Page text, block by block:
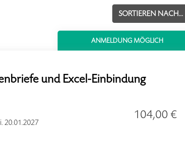
SORTIEREN NACH...
ANMELDUNG MÖGLICH
und Excel-Einbindung
20.01.2027
104,00 €